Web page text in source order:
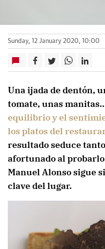
Sunday, 12 January 2020, 10:00
Una ijada de dentón,
tomate, unas
equilibrio y el
los platos del
resultado seduce
afortunado al
Manuel Alonso sigue
clave del lugar.